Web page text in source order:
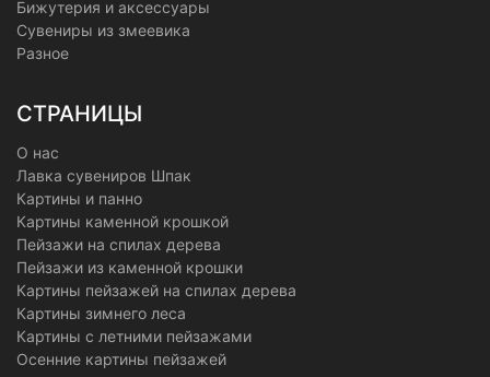
Бижутерия и аксессуары
Сувениры из змеевика
Разное
СТРАНИЦЫ
О нас
Лавка сувениров Шпак
Картины и панно
Картины каменной крошкой
Пейзажи на спилах дерева
Пейзажи из каменной крошки
Картины пейзажей на спилах дерева
Картины зимнего леса
Картины с летними пейзажами
Осенние картины пейзажей